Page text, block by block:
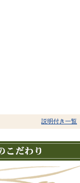
説明付き一覧